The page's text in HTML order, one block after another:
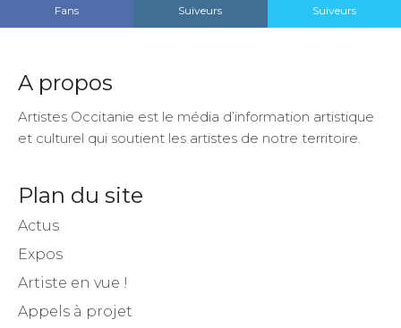
Fans
Suiveurs
Suiveurs
A propos
Artistes Occitanie est le média d’information artistique
et culturel qui soutient les artistes de notre territoire.
Plan du site
Actus
Expos
Artiste en vue !
Appels à projet